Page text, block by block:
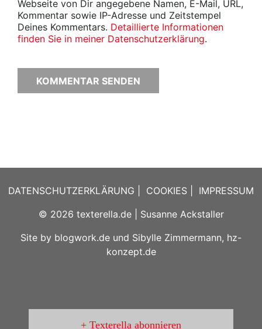
Webseite von Dir angegebene Namen, E-Mail, URL,
Kommentar sowie IP-Adresse und Zeitstempel
Deines Kommentars. Detaillierte Informationen
finden Sie in meiner Datenschutzerklärung.
DATENSCHUTZERKLÄRUNG COOKIES
IMPRESSUM
© 2026 texterella.de| Susanne Ackstaller
Site by blogwork.de und Sibylle Zimmermann, hz-
konzept.de
Texterella abonnieren